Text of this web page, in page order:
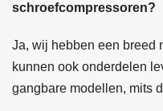
schroefcompressoren?
Ja, wij hebben een breed
kunnen ook onderdelen
gangbare modellen, mits